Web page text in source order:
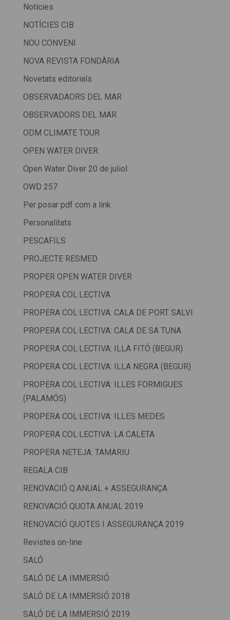
Notícies
NOTÍCIES CIB
NOU CONVENI
NOVA REVISTA FONDÀRIA
Novetats editorials
OBSERVADAORS DEL MAR
OBSERVADORS DEL MAR
ODM CLIMATE TOUR
OPEN WATER DIVER
Open Water Diver 20 de juliol
OWD 257
Per posar pdf com a link
Personalitats
PESCAFILS
PROJECTE RESMED
PROPER OPEN WATER DIVER
PROPERA COL·LECTIVA
PROPERA COL·LECTIVA: CALA DE PORT SALVI
PROPERA COL·LECTIVA: CALA DE SA TUNA
PROPERA COL·LECTIVA: ILLA FITÓ (BEGUR)
PROPERA COL·LECTIVA: ILLA NEGRA (BEGUR)
PROPERA COL·LECTIVA: ILLES FORMIGUES
(PALAMÓS)
PROPERA COL·LECTIVA: ILLES MEDES
PROPERA COL·LECTIVA: LA CALETA
PROPERA NETEJA: TAMARIU
REGALA CIB
RENOVACIÓ Q.ANUAL + ASSEGURANÇA
RENOVACIÓ QUOTA ANUAL 2019
RENOVACIÓ QUOTES I ASSEGURANÇA 2019
Revistes on-line
SALÓ
SALÓ DE LA IMMERSIÓ
SALÓ DE LA IMMERSIÓ 2018
SALÓ DE LA IMMERSIÓ 2019